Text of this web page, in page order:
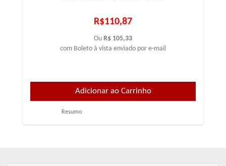
R$110,87
Ou R$ 105,33
com Boleto à vista enviado por e-mail
Resumo